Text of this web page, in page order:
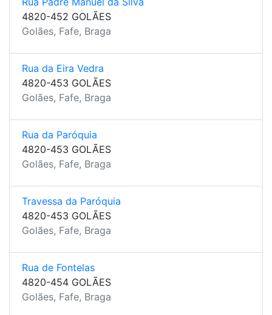
4820-452 GOLÃES
Golães, Fafe, Braga
Rua da Eira Vedra
4820-453 GOLÃES
Golães, Fafe, Braga
Rua da Paróquia
4820-453 GOLÃES
Golães, Fafe, Braga
Travessa da Paróquia
4820-453 GOLÃES
Golães, Fafe, Braga
Rua de Fontelas
4820-454 GOLÃES
Golães, Fafe, Braga